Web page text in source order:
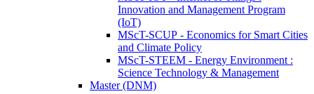
Innovation and Management Program
(IoT)
MScT-SCUP - Economics for Smart Cities
and Climate Policy
MScT-STEEM - Energy Environment :
Science Technology & Management
Master (DNM)